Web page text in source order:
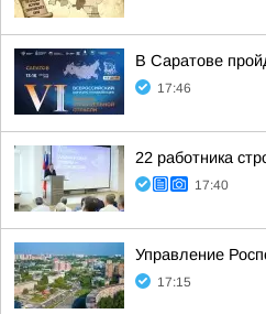
В Саратове
17:46
22 работника
17:40
Управление
17:15